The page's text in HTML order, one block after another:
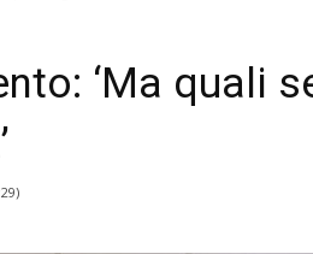
‘Ma quali
)